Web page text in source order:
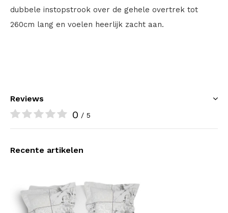
dubbele instopstrook over de gehele overtrek tot
260cm lang en voelen heerlijk zacht aan.
Reviews
0 / 5
Recente artikelen